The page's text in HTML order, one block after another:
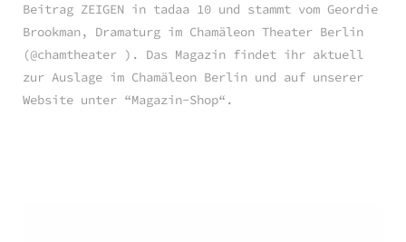
Beitrag ZEIGEN in tadaa 10 und stammt vom Geordie
Brookman, Dramaturg im Chamäleon Theater Berlin
(@chamtheater ). Das Magazin findet ihr aktuell
zur Auslage im Chamäleon Berlin und auf unserer
Website unter “Magazin-Shop“.